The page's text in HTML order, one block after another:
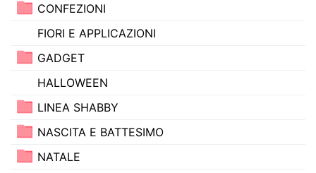
CONFEZIONI
FIORI E APPLICAZIONI
GADGET
HALLOWEEN
LINEA SHABBY
NASCITA E BATTESIMO
NATALE